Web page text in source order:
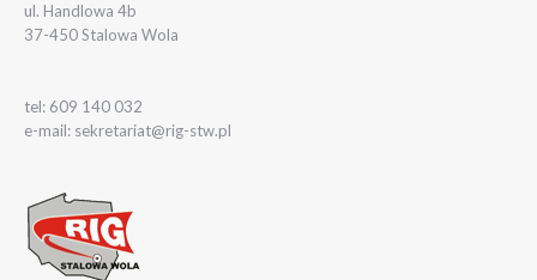
ul. Handlowa 4b
37-450 Stalowa Wola
tel: 609 140 032
e-mail: sekretariat@rig-stw.pl